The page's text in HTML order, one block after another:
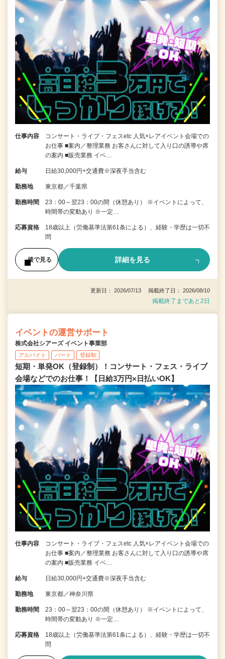
仕事内容
コンサート・ライブ・フェスetc 人気×レアイベント会場での
お仕事 ■案内／整理業務 お客さんに対して入り口の誘導や席
の案内 ■販売業務 イベ…
給与 日給30,000円+交通費※深夜手当含む
勤務地 東京都／千葉県
勤務時間
23：00～翌23：00の間（休憩あり） ※イベントによって、
時間帯の変動あり ※一定…
応募資格
18歳以上（労働基準法第61条による）、経験・学歴は一切不
問
後で見る 詳細を見る
更新日： 2026/07/13 掲載終了日： 2026/08/10
掲載終了まであと2日
イベントの運営サポート
株式会社シアーズ イベント事業部
アルバイト パート 登録制
短期・単発OK（登録制）！コンサート・フェス・ライブ
会場などでのお仕事！【日給3万円×日払いOK】
仕事内容
コンサート・ライブ・フェスetc 人気×レアイベント会場での
お仕事 ■案内／整理業務 お客さんに対して入り口の誘導や席
の案内 ■販売業務 イベ…
給与 日給30,000円+交通費※深夜手当含む
勤務地 東京都／神奈川県
勤務時間
23：00～翌23：00の間（休憩あり） ※イベントによって、
時間帯の変動あり ※一定…
応募資格
18歳以上（労働基準法第61条による）、経験・学歴は一切不
問